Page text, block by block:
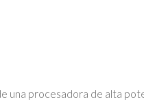
una procesadora de alta